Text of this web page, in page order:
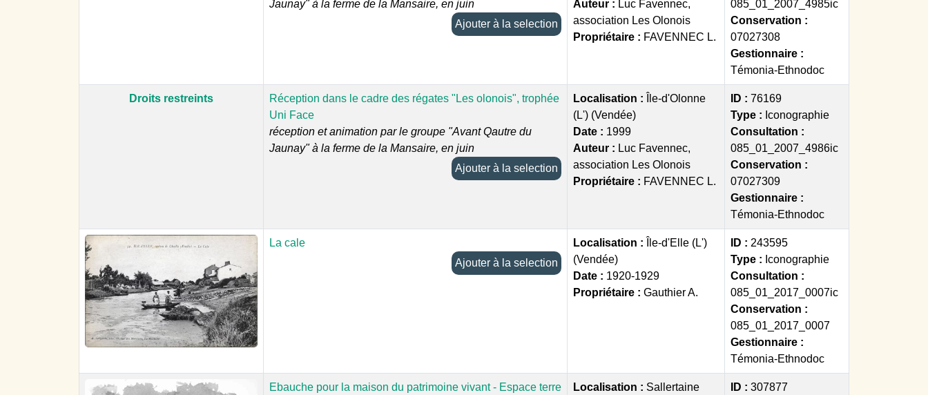
Jaunay" à la ferme de la Mansaire, en juin
Ajouter à la selection
Auteur : Luc Favennec,
association Les Olonois
Propriétaire : FAVENNEC L.
085_01_2007_4985ic
Conservation :
07027308
Gestionnaire :
Témonia-Ethnodoc
Droits restreints
Réception dans le cadre des régates "Les olonois", trophée
Uni Face
réception et animation par le groupe "Avant Qautre du
Jaunay" à la ferme de la Mansaire, en juin
Ajouter à la selection
Localisation :
Île-d'Olonne
(L') (Vendée)
Date : 1999
Auteur : Luc Favennec,
association Les Olonois
Propriétaire : FAVENNEC L.
ID : 76169
Type : Iconographie
Consultation :
085_01_2007_4986ic
Conservation :
07027309
Gestionnaire :
Témonia-Ethnodoc
La cale
Ajouter à la selection
Localisation :
Île-d'Elle (L')
(Vendée)
Date : 1920-1929
Propriétaire : Gauthier A.
ID : 243595
Type : Iconographie
Consultation :
085_01_2017_0007ic
Conservation :
085_01_2017_0007
Gestionnaire :
Témonia-Ethnodoc
Ebauche pour la maison du patrimoine vivant - Espace terre Localisation : Sallertaine ID : 307877